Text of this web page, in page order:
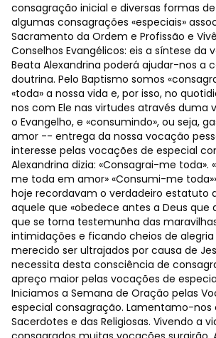
consagração inicial e diversas formas
algumas consagrações «especiais»
Sacramento da Ordem e Profissão e
Conselhos Evangélicos: eis a síntese da
Beata Alexandrina poderá ajudar-nos a
doutrina. Pelo Baptismo somos
«toda» a nossa vida e, por isso, no
nos com Ele nas virtudes através duma
o Evangelho, e «consumindo», ou seja,
amor -- entrega da nossa vocação
interesse pelas vocações de especial
Alexandrina dizia: «Consagrai-me toda».
me toda em amor» «Consumi-me
hoje recordavam o verdadeiro estatuto
aquele que «obedece antes a Deus que
que se torna testemunha das
intimidações e ficando cheios de
merecido ser ultrajados por causa de
necessita desta consciência de
apreço maior pelas vocações de
Iniciamos a Semana de Oração pelas
especial consagração. Lamentamo-nos
Sacerdotes e das Religiosas. Vivendo a